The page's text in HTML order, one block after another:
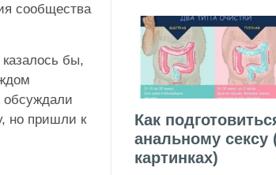
сообщества
бы,
но пришли к
Как
анальному сексу
картинках)